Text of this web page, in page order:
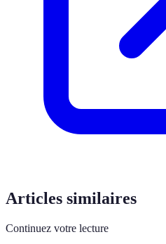
Articles similaires
Continuez votre lecture